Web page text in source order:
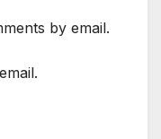
by email.